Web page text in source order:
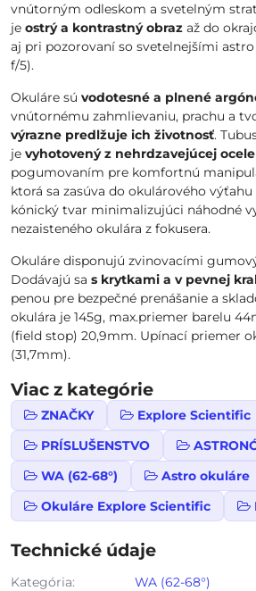
vnútorným odleskom a svetelným
je ostrý a kontrastný obraz až do
aj pri pozorovaní so svetelnejšími
f/5).
Okuláre sú vodotesné a plnené
vnútornému zahmlievaniu, prachu a
výrazne predlžuje ich životnosť.
je vyhotovený z nehrdzavejúcej ocele
pogumovaním pre komfortnú
ktorá sa zasúva do okulárového
kónický tvar minimalizujúci náhodné
nezaisteného okulára z fokusera.
Okuláre disponujú zvinovacími
Dodávajú sa s krytkami a v pevnej
penou pre bezpečné prenášanie a
okulára je 145g, max.priemer barelu
(field stop) 20,9mm. Upínací priemer
(31,7mm).
Viac z kategórie
ZNAČKY
Explore Scientific
PRÍSLUŠENSTVO
WA (62-68°)
Astro okuláre
Okuláre Explore Scientific
Technické údaje
Kategória: WA (62-68°)